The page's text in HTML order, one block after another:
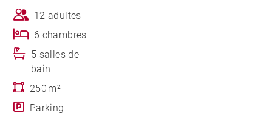
12 adultes
6 chambres
5 salles de
bain
250 m²
Parking